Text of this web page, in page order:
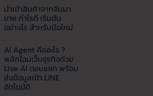
มาตรฐาน
สำคัญ
ใน
ระบบ
Fulfillment
เห็น
บน
สั่ง
ของ
เว็บ
ไหน
ดี
?
สรุป
จุด
เด่น
Taobao,
นำเข้าสินค้าจากจีนมา
ขาย กำไรดี เริ่มต้น
อย่างไร สำหรับมือใหม่
เห็น
บน
นำ
เข้า
สินค้า
จาก
จีน
AI Agent คืออะไร ?
พลิกโฉมเว็บธุรกิจด้วย
Live AI ตอบแชท พร้อม
ส่งข้อมูลเข้า LINE
อัตโนมัติ